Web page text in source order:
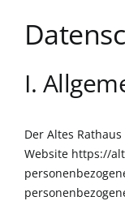
I.
Der Altes
Website https://